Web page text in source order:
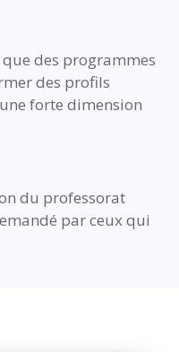
des programmes
des profils
forte dimension
du professorat
par ceux qui